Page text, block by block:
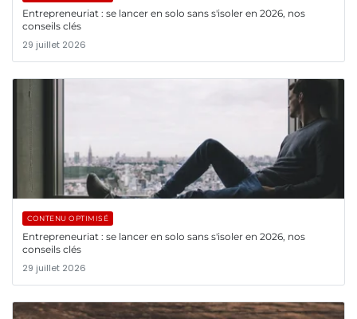
Entrepreneuriat : se lancer en solo sans s'isoler en 2026, nos
conseils clés
29 juillet 2026
CONTENU OPTIMISÉ
Entrepreneuriat : se lancer en solo sans s'isoler en 2026, nos
conseils clés
29 juillet 2026